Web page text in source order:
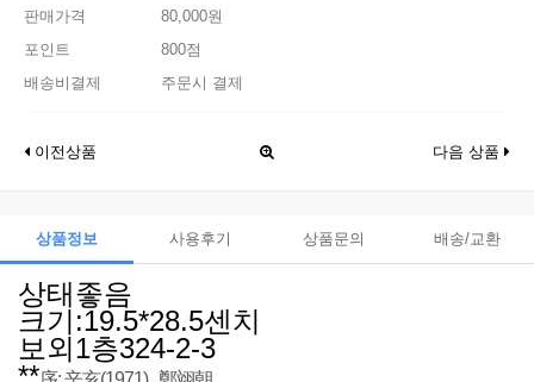
판매가격
80,000원
포인트
800점
배송비결제
주문시 결제
이전상품 다음 상품
상품정보 사용후기 상품문의 배송/교환
상태좋음
크기:19.5*28.5센치
보외1층324-2-3
**